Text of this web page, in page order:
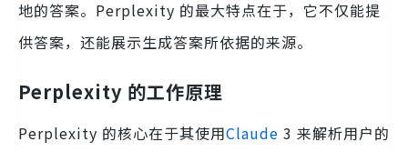
地的答案。Perplexity 的最大特点在于，它不仅能提
供答案，还能展示生成答案所依据的来源。
Perplexity 的工作原理
Perplexity 的核心在于其使用Claude 3 来解析用户的